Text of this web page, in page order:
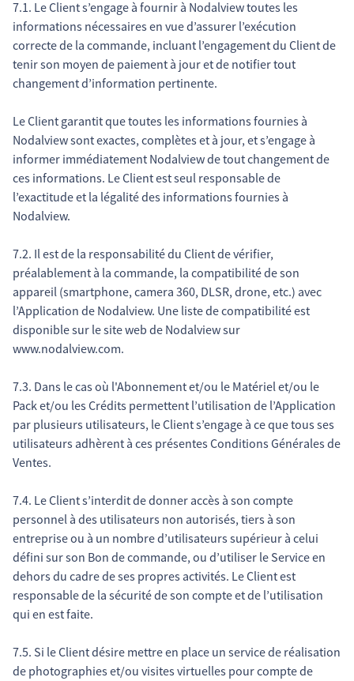
7.1. Le Client s’engage à fournir à Nodalview toutes les
informations nécessaires en vue d’assurer l’exécution
correcte de la commande, incluant l’engagement du Client de
tenir son moyen de paiement à jour et de notifier tout
changement d’information pertinente.
Le Client garantit que toutes les informations fournies à
Nodalview sont exactes, complètes et à jour, et s’engage à
informer immédiatement Nodalview de tout changement de
ces informations. Le Client est seul responsable de
l’exactitude et la légalité des informations fournies à
Nodalview.
7.2. Il est de la responsabilité du Client de vérifier,
préalablement à la commande, la compatibilité de son
appareil (smartphone, camera 360, DLSR, drone, etc.) avec
l’Application de Nodalview. Une liste de compatibilité est
disponible sur le site web de Nodalview sur
www.nodalview.com.
7.3. Dans le cas où l'Abonnement et/ou le Matériel et/ou le
Pack et/ou les Crédits permettent l’utilisation de l’Application
par plusieurs utilisateurs, le Client s’engage à ce que tous ses
utilisateurs adhèrent à ces présentes Conditions Générales de
Ventes.
7.4. Le Client s’interdit de donner accès à son compte
personnel à des utilisateurs non autorisés, tiers à son
entreprise ou à un nombre d’utilisateurs supérieur à celui
défini sur son Bon de commande, ou d’utiliser le Service en
dehors du cadre de ses propres activités. Le Client est
responsable de la sécurité de son compte et de l’utilisation
qui en est faite.
7.5. Si le Client désire mettre en place un service de réalisation
de photographies et/ou visites virtuelles pour compte de